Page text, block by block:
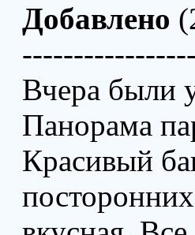
Добавлено
Вчера были
Панорама
Красивый